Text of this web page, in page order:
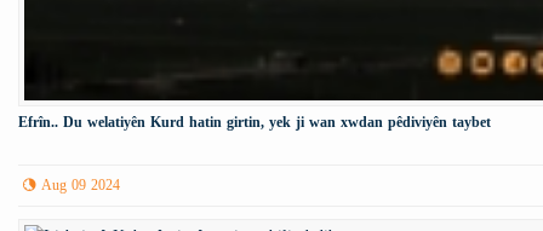
Efrîn.. Du welatiyên Kurd hatin girtin, yek ji wan xwdan pêdiviyên taybet
Aug 09 2024